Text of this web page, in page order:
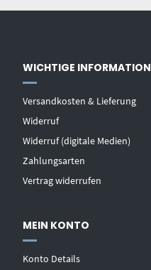
WICHTIGE INFORMATION
Versandkosten & Lieferung
Widerruf
Widerruf (digitale Medien)
Zahlungsarten
Vertrag widerrufen
MEIN KONTO
Konto Details